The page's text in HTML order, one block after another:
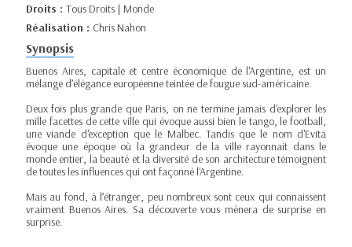
Droits : Tous Droits | Monde
Réalisation : Chris Nahon
Synopsis
Buenos Aires, capitale et centre économique de l'Argentine, est un
mélange d’élégance européenne teintée de fougue sud-américaine.
Deux fois plus grande que Paris, on ne termine jamais d'explorer les
mille facettes de cette ville qui évoque aussi bien le tango, le football,
une viande d'exception que le Malbec. Tandis que le nom d'Evita
évoque une époque où la grandeur de la ville rayonnait dans le
monde entier, la beauté et la diversité de son architecture témoignent
de toutes les influences qui ont façonné l'Argentine.
Mais au fond, à l’étranger, peu nombreux sont ceux qui connaissent
vraiment Buenos Aires. Sa découverte vous mènera de surprise en
surprise.